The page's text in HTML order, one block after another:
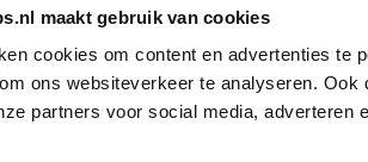
maakt gebruik van cookies
cookies om content en advertenties te
ons websiteverkeer te analyseren.
partners voor social media, adverteren
Projectontwikkeling &
Techniek, Onderhoud & Inspectie
Opleidingen
Verduurzaming en Energieprestatie